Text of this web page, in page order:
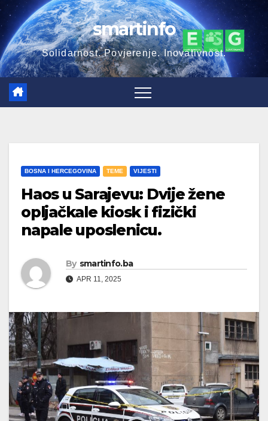
Skip
to
content
smartinfo
Solidarnost. Povjerenje. Inovativnost.
BOSNA I HERCEGOVINA TEME VIJESTI
Haos u Sarajevu: Dvije žene
opljačkale kiosk i fizički
napale uposlenicu.
By smartinfo.ba
APR 11, 2025